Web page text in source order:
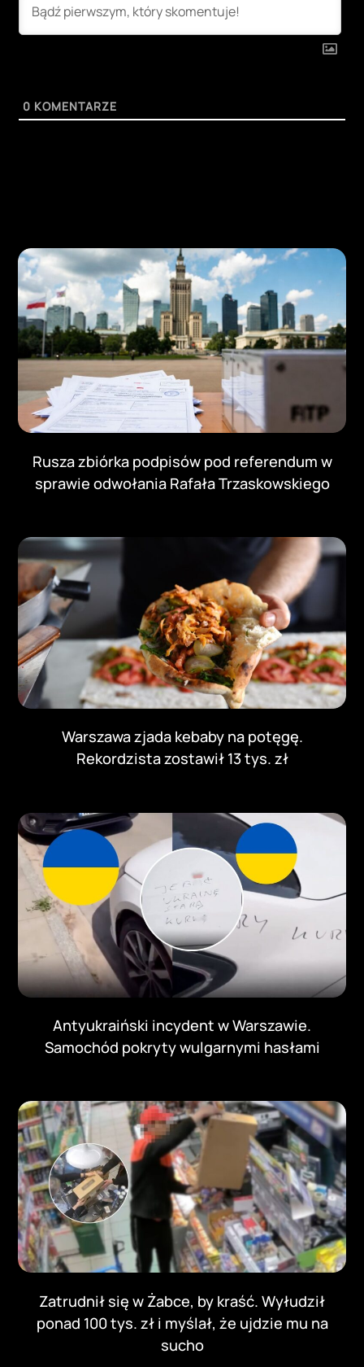
0 KOMENTARZE
Rusza zbiórka podpisów pod referendum w
sprawie odwołania Rafała Trzaskowskiego
Warszawa zjada kebaby na potęgę.
Rekordzista zostawił 13 tys. zł
Antyukraiński incydent w Warszawie.
Samochód pokryty wulgarnymi hasłami
Zatrudnił się w Żabce, by kraść. Wyłudził
ponad 100 tys. zł i myślał, że ujdzie mu na
sucho